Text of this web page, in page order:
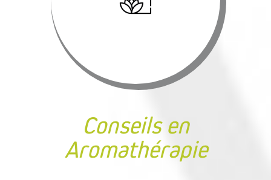
Conseils en
Aromathérapie